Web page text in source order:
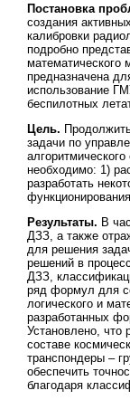
Постановка
создания
калибровки
подробно
математического
предназначена
использование
беспилотных
Цель.
задачи по
необходимо: 1)
разработать
Результаты. В
ДЗЗ, а также
для решения
решений в
ДЗЗ,
ряд формул для
логического и
разработанных
Установлено, что
составе
транспондеры –
обеспечить
благодаря